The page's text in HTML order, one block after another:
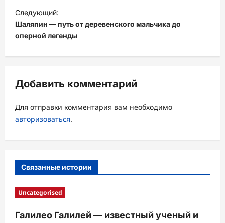
в
и
г
а
и
з
и
с
и
Следующий:
Шаляпин — путь от деревенского мальчика до
оперной легенды
Добавить комментарий
Для отправки комментария вам необходимо
авторизоваться.
Связанные истории
Uncategorised
Галилео Галилей — известный ученый и